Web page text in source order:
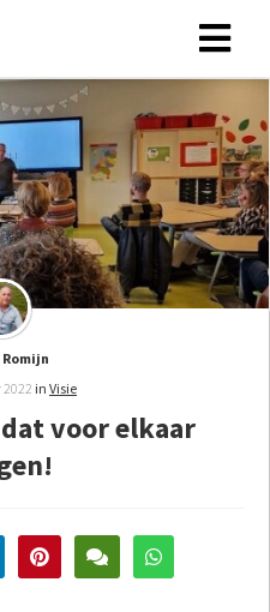
in Visie
voor elkaar